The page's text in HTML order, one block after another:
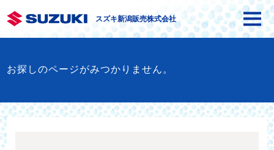
スズキ新潟販売株式会社
お探しのページがみつかりません。